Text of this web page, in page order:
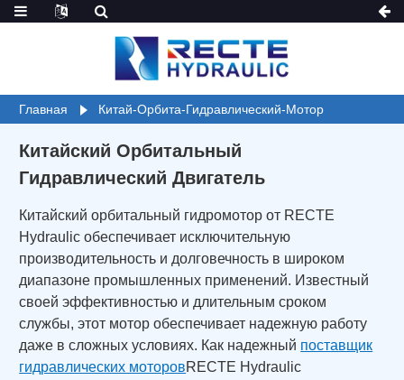
Главная Китай-Орбита-Гидравлический-Мотор
Китайский Орбитальный
Гидравлический Двигатель
Китайский орбитальный гидромотор от RECTE
Hydraulic обеспечивает исключительную
производительность и долговечность в широком
диапазоне промышленных применений. Известный
своей эффективностью и длительным сроком
службы, этот мотор обеспечивает надежную работу
даже в сложных условиях. Как надежный поставщик
гидравлических моторовRECTE Hydraulic